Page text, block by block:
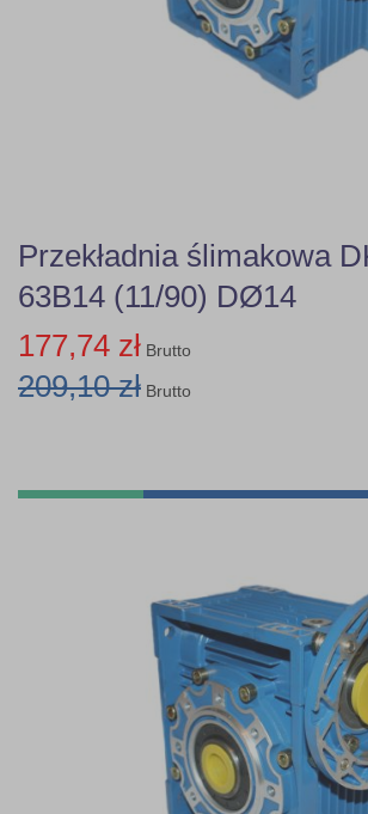
Przekładnia ślimakowa
63B14 (11/90) DØ14
177,74 zł Brutto
209,10 zł Brutto